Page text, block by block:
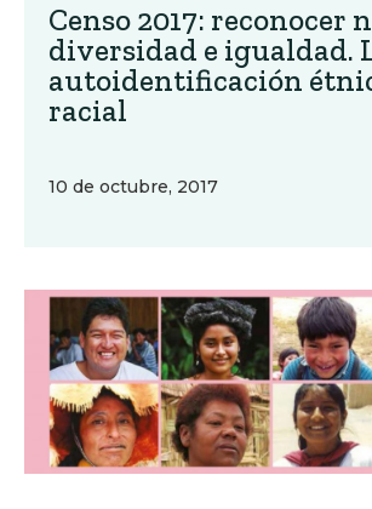
Censo 2017: reconocer
diversidad e igualdad.
autoidentificación
racial
10 de octubre, 2017